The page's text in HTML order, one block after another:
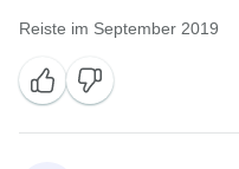
Reiste im September 2019